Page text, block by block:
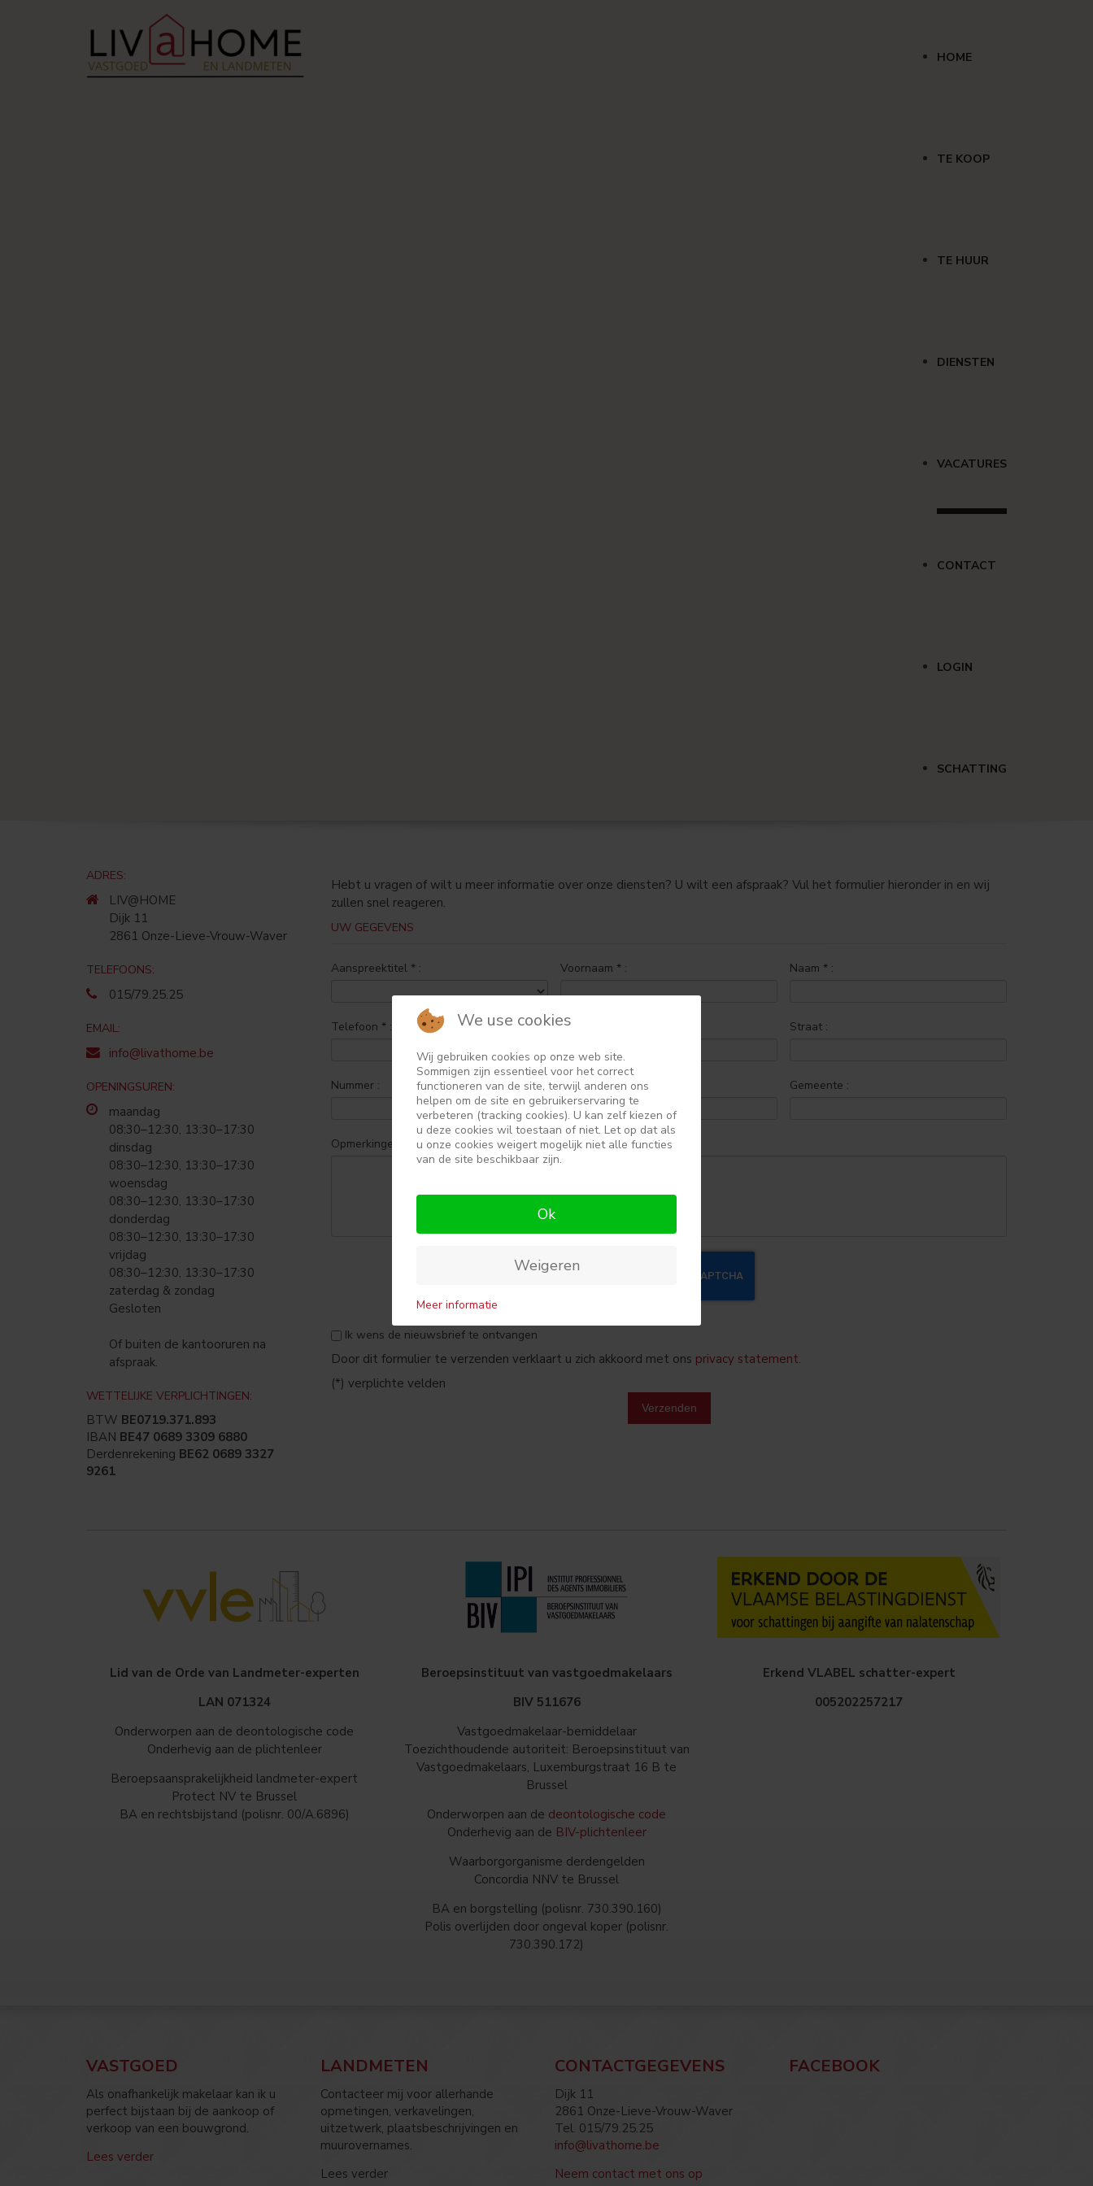
HOME
TE KOOP
TE HUUR
DIENSTEN
VACATURES
CONTACT
LOGIN
SCHATTING
ADRES:
LIV@HOME
Dijk 11
2861 Onze-Lieve-Vrouw-Waver
TELEFOONS:
015/79.25.25
EMAIL:
info@livathome.be
OPENINGSUREN:
maandag
08:30–12:30, 13:30–17:30
dinsdag
08:30–12:30, 13:30–17:30
woensdag
08:30–12:30, 13:30–17:30
donderdag
08:30–12:30, 13:30–17:30
vrijdag
08:30–12:30, 13:30–17:30
zaterdag & zondag
Gesloten
Of buiten de kantooruren na
afspraak.
WETTELIJKE VERPLICHTINGEN:
BTW BE0719.371.893
IBAN BE47 0689 3309 6880
Derdenrekening BE62 0689 3327
9261
Hebt u vragen of wilt u meer informatie over onze diensten? U wilt een afspraak? Vul het formulier hieronder in en wij
zullen snel reageren.
UW GEGEVENS
Aanspreektitel * : Voornaam *: Naam *:
Telefoon * : Email Straat :
Nummer : Postcode : Gemeente :
Ik wens de nieuwsbrief te ontvangen
Door dit formulier te verzenden verklaart u zich akkoord met ons privacy statement.
(*) verplichte velden
Verzenden
Lid van de Orde van Landmeter-experten
LAN 071324
Onderworpen aan de deontologische code
Onderhevig aan de plichtenleer
Beroepsaansprakelijkheid landmeter-expert
Protect NV te Brussel
BA en rechtsbijstand (polisnr. 00/A.6896)
Beroepsinstituut van vastgoedmakelaars
BIV 511676
Vastgoedmakelaar-bemiddelaar
Toezichthoudende autoriteit: Beroepsinstituut van
Vastgoedmakelaars, Luxemburgstraat 16 B te
Brussel
Onderworpen aan de deontologische code
Onderhevig aan de BIV-plichtenleer
Waarborgorganisme derdengelden
Concordia NNV te Brussel
BA en borgstelling (polisnr. 730.390.160)
Polis overlijden door ongeval koper (polisnr.
730.390.172)
Erkend VLABEL schatter-expert
005202257217
VASTGOED
Als onafhankelijk makelaar kan ik u
perfect bijstaan bij de aankoop of
verkoop van een bouwgrond.
Lees verder
LANDMETEN
Contacteer mij voor allerhande
opmetingen, verkavelingen,
uitzetwerk, plaatsbeschrijvingen en
muurovernames.
Lees verder
CONTACTGEGEVENS
Dijk 11
2861 Onze-Lieve-Vrouw-Waver
Tel. 015/79.25.25
info@livathome.be
Neem contact met ons op
FACEBOOK
We use cookies
Wij gebruiken cookies op onze web site.
Sommigen zijn essentieel voor het correct
functioneren van de site, terwijl anderen ons
helpen om de site en gebruikerservaring te
verbeteren (tracking cookies). U kan zelf kiezen of
u deze cookies wil toestaan of niet. Let op dat als
u onze cookies weigert mogelijk niet alle functies
van de site beschikbaar zijn.
Ok
Weigeren
Meer informatie